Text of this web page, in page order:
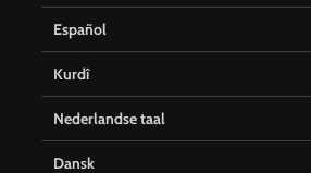
Español
Kurdî
Nederlandse taal
Dansk